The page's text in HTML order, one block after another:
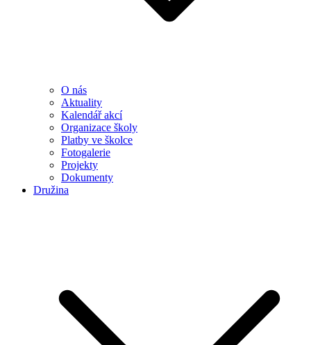
O nás
Aktuality
Kalendář akcí
Organizace školy
Platby ve školce
Fotogalerie
Projekty
Dokumenty
Družina